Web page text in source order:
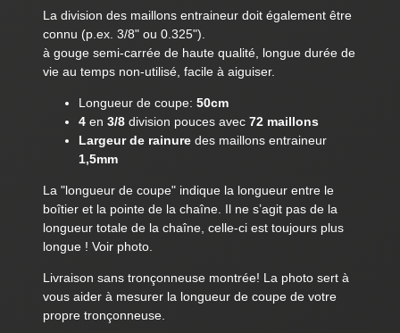
La division des maillons entraineur doit également être
connu (p.ex. 3/8" ou 0.325").
à gouge semi-carrée de haute qualité, longue durée de
vie au temps non-utilisé, facile à aiguiser.
Longueur de coupe: 50cm
4en 3/8division pouces avec 72 maillons
Largeur de rainuredes maillons entraineur
1,5mm
La "longueur de coupe" indique la longueur entre le
boîtier et la pointe de la chaîne. Il ne s’agit pas de la
longueur totale de la chaîne, celle-ci est toujours plus
longue ! Voir photo.
Livraison sans tronçonneuse montrée! La photo sert à
vous aider à mesurer la longueur de coupe de votre
propre tronçonneuse.